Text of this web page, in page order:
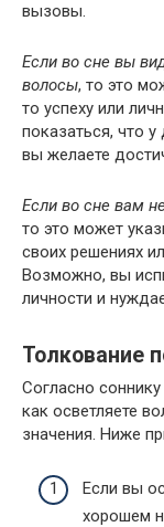
вызовы.
Если во сне вы
волосы, то это
то успеху или
показаться, что
вы желаете
Если во сне вам
то это может
своих решениях
Возможно, вы
личности и
Толкование
Согласно
как осветляете
значения. Ниже
Если вы
хорошем